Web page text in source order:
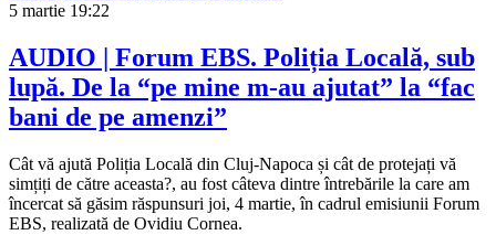
5 martie 19:22
AUDIO | Forum EBS. Poliția Locală, sub
lupă. De la “pe mine m-au ajutat” la “fac
bani de pe amenzi”
Cât vă ajută Poliția Locală din Cluj-Napoca și cât de protejați vă
simțiți de către aceasta?, au fost câteva dintre întrebările la care am
încercat să găsim răspunsuri joi, 4 martie, în cadrul emisiunii Forum
EBS, realizată de Ovidiu Cornea.